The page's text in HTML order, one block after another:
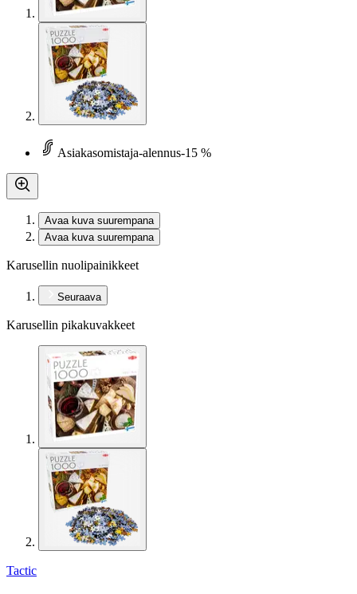
Asiakasomistaja-alennus-15 %
Avaa kuva suurempana
Avaa kuva suurempana
Karusellin nuolipainikkeet
Seuraava
Karusellin pikakuvakkeet
Tactic